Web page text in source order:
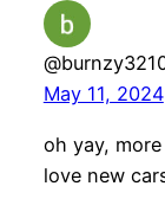
May 11, 2024
oh yay,
love new